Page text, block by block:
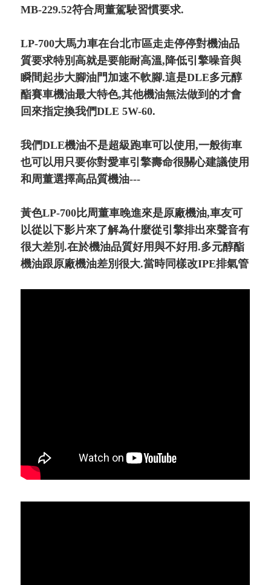
MB-229.52符合周董駕駛習慣要求.
LP-700大馬力車在台北市區走走停停對機油品
質要求特別高就是要能耐高溫,降低引擎噪音與
瞬間起步大腳油門加速不軟腳.這是DLE多元醇
酯賽車機油最大特色,其他機油無法做到的才會
回來指定換我們DLE 5W-60.
我們DLE機油不是超級跑車可以使用,一般街車
也可以用只要你對愛車引擎壽命很關心建議使用
和周董選擇高品質機油---
黃色LP-700比周董車晚進來是原廠機油,車友可
以從以下影片來了解為什麼從引擎排出來聲音有
很大差別.在於機油品質好用與不好用.多元醇酯
機油跟原廠機油差別很大.當時同樣改IPE排氣管